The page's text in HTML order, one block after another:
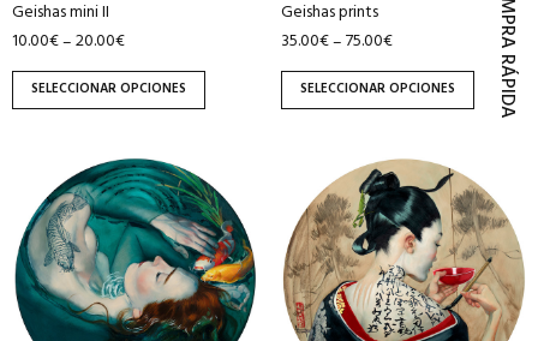
Geishas mini II
10.00€–20.00€
SELECCIONAR OPCIONES
elegir
en
la
página
producto
Geishas prints
35.00€–75.00€
SELECCIONAR OPCIONES
elegir
en
la
página
producto
producto
tiene
múltiples
variantes.
Las
producto
tiene
múltiples
variantes.
Las
COMPRA RÁPIDA